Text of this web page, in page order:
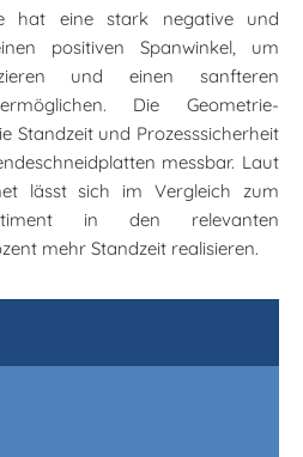
hat eine stark negative und
positiven Spanwinkel, um
und einen sanfteren
Die Geometrie-
Standzeit und Prozesssicherheit
messbar. Laut
lässt sich im Vergleich zum
in den relevanten
mehr Standzeit realisieren.